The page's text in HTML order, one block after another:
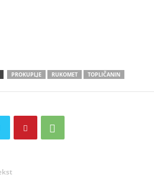
PROKUPLJE RUKOMET TOPLIČANIN